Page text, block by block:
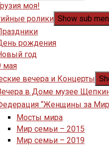
моя!
ролики Show sub
рождения
год
мая
вечера и Концерты
в Доме музее
“Женщины за
Мосты мира
Мир семьи – 2015
Мир семьи – 2019